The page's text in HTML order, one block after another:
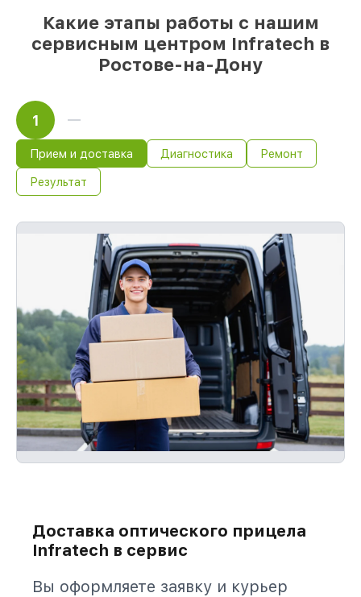
мастер начинает работу сразу
Какие этапы работы с нашим
сервисным центром Infratech в
Ростове-на-Дону
1
Прием и доставка Диагностика Ремонт
Результат
Доставка оптического прицела
Infratech в сервис
Вы оформляете заявку и курьер